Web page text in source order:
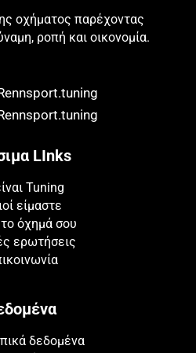
οχήματος παρέχοντας
ροπή και οικονομία.
LInks
Tuning
είμαστε
όχημά σου
ερωτήσεις
δεδομένα